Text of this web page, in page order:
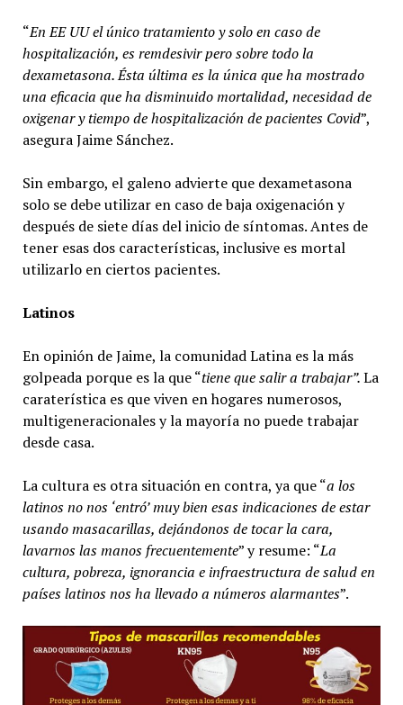
“En EE UU el único tratamiento y solo en caso de
hospitalización, es remdesivir pero sobre todo la
dexametasona. Ésta última es la única que ha mostrado
una eficacia que ha disminuido mortalidad, necesidad de
oxigenar y tiempo de hospitalización de pacientes Covid”,
asegura Jaime Sánchez.
Sin embargo, el galeno advierte que dexametasona
solo se debe utilizar en caso de baja oxigenación y
después de siete días del inicio de síntomas. Antes de
tener esas dos características, inclusive es mortal
utilizarlo en ciertos pacientes.
Latinos
En opinión de Jaime, la comunidad Latina es la más
golpeada porque es la que “tiene que salir a trabajar”.La
caraterística es que viven en hogares numerosos,
multigeneracionales y la mayoría no puede trabajar
desde casa.
La cultura es otra situación en contra, ya que “a los
latinos no nos ‘entró’ muy bien esas indicaciones de estar
usando masacarillas, dejándonos de tocar la cara,
lavarnos las manos frecuentemente” y resume: “La
cultura, pobreza, ignorancia e infraestructura de salud en
países latinos nos ha llevado a números alarmantes”.